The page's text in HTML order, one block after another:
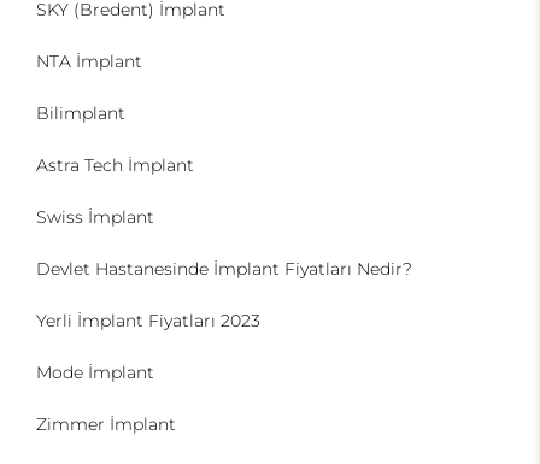
SKY (Bredent) İmplant
NTA İmplant
Bilimplant
Astra Tech İmplant
Swiss İmplant
Devlet Hastanesinde İmplant Fiyatları Nedir?
Yerli İmplant Fiyatları 2023
Mode İmplant
Zimmer İmplant